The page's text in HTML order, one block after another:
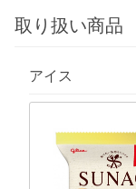
取り扱い商品
アイス